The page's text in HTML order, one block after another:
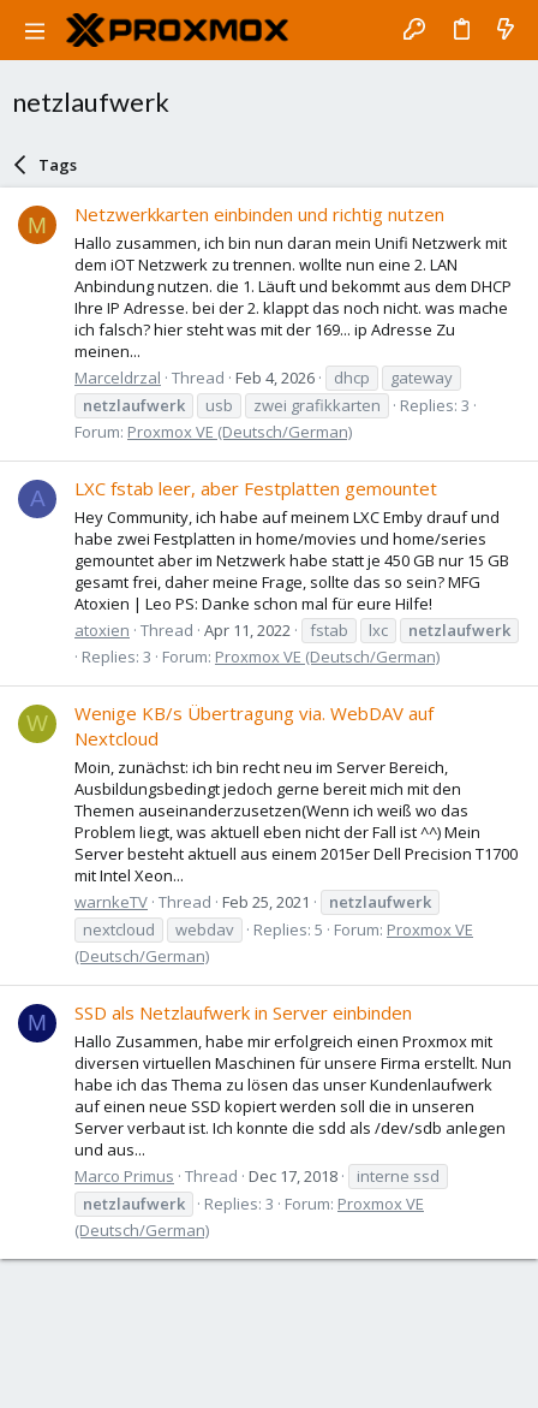
netzlaufwerk
Tags
M Netzwerkkarten einbinden und richtig nutzen
Hallo zusammen, ich bin nun daran mein Unifi Netzwerk mit
dem iOT Netzwerk zu trennen. wollte nun eine 2. LAN
Anbindung nutzen. die 1. Läuft und bekommt aus dem DHCP
Ihre IP Adresse. bei der 2. klappt das noch nicht. was mache
ich falsch? hier steht was mit der 169... ip Adresse Zu
meinen...
Marceldrzal Thread Feb 4, 2026 dhcp
gateway
netzlaufwerk
usb zwei grafikkarten
Replies: 3
Forum: Proxmox VE (Deutsch/German)
A LXC fstab leer, aber Festplatten gemountet
Hey Community, ich habe auf meinem LXC Emby drauf und
habe zwei Festplatten in home/movies und home/series
gemountet aber im Netzwerk habe statt je 450 GB nur 15 GB
gesamt frei, daher meine Frage, sollte das so sein? MFG
Atoxien | Leo PS: Danke schon mal für eure Hilfe!
atoxien Thread Apr 11, 2022 fstab lxc
netzlaufwerk
Replies: 3
Forum: Proxmox VE (Deutsch/German)
W
Wenige KB/s Übertragung via. WebDAV auf
Nextcloud
Moin, zunächst: ich bin recht neu im Server Bereich,
Ausbildungsbedingt jedoch gerne bereit mich mit den
Themen auseinanderzusetzen(Wenn ich weiß wo das
Problem liegt, was aktuell eben nicht der Fall ist ^^) Mein
Server besteht aktuell aus einem 2015er Dell Precision T1700
mit Intel Xeon...
warnkeTV Thread Feb 25, 2021
netzlaufwerk
nextcloud
webdav Replies: 5 Forum: Proxmox VE
(Deutsch/German)
M SSD als Netzlaufwerk in Server einbinden
Hallo Zusammen, habe mir erfolgreich einen Proxmox mit
diversen virtuellen Maschinen für unsere Firma erstellt. Nun
habe ich das Thema zu lösen das unser Kundenlaufwerk
auf einen neue SSD kopiert werden soll die in unseren
Server verbaut ist. Ich konnte die sdd als /dev/sdb anlegen
und aus...
Marco Primus Thread Dec 17, 2018
interne ssd
netzlaufwerk
Replies: 3 Forum: Proxmox VE
(Deutsch/German)